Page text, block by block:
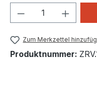
Produkt
Zum Merkzettel
Produktnummer: